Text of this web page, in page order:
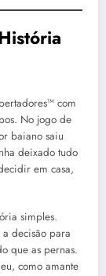
com
No jogo de
baiano saiu
deixado tudo
em casa,
simples.
decisão para
que as pernas.
como amante